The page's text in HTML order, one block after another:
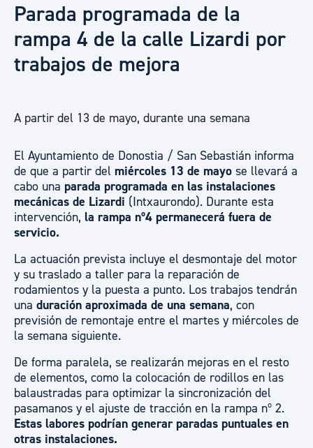
Parada programada de la
rampa 4 de la calle Lizardi por
trabajos de mejora
A partir del 13 de mayo, durante una semana
El Ayuntamiento de Donostia / San Sebastián informa
de que a partir del miércoles 13 de mayo se llevará a
cabo una parada programada en las instalaciones
mecánicas de Lizardi (Intxaurondo). Durante esta
intervención, la rampa nº4 permanecerá fuera de
servicio.
La actuación prevista incluye el desmontaje del motor
y su traslado a taller para la reparación de
rodamientos y la puesta a punto. Los trabajos tendrán
una duración aproximada de una semana, con
previsión de remontaje entre el martes y miércoles de
la semana siguiente.
De forma paralela, se realizarán mejoras en el resto
de elementos, como la colocación de rodillos en las
balaustradas para optimizar la sincronización del
pasamanos y el ajuste de tracción en la rampa nº 2.
Estas labores podrían generar paradas puntuales en
otras instalaciones.